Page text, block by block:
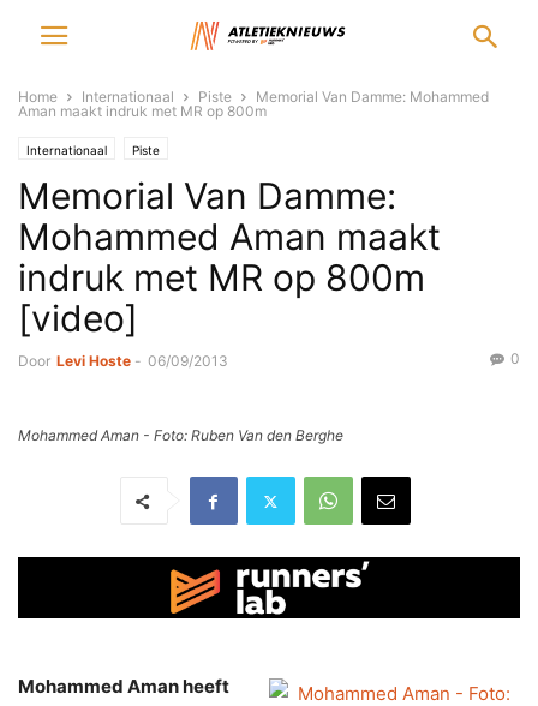
Home Internationaal Piste
Memorial Van Damme: Mohammed
Aman maakt indruk met MR op 800m
Internationaal Piste
Memorial Van Damme:
Mohammed Aman maakt
indruk met MR op 800m
[video]
Door Levi Hoste - 06/09/2013 0
Mohammed Aman - Foto: Ruben Van den Berghe
Mohammed Aman heeft